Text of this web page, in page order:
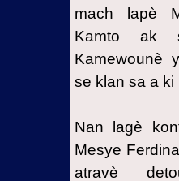
mach lapè
Kamto ak
Kamewounè
se klan sa a ki
Nan lagè
Mesye
atravè